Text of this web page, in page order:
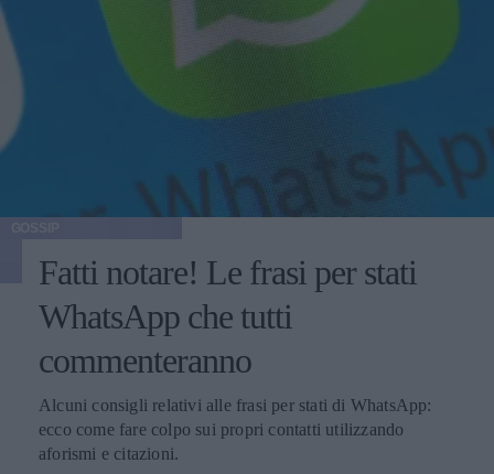
Fatti notare! Le frasi per stati
WhatsApp che tutti
commenteranno
Alcuni consigli relativi alle frasi per stati di WhatsApp:
ecco come fare colpo sui propri contatti utilizzando
aforismi e citazioni.